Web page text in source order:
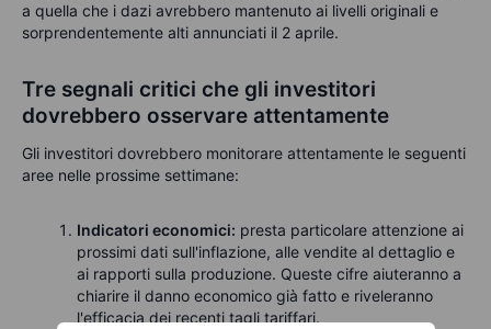
a quella che i dazi avrebbero mantenuto ai livelli originali e
sorprendentemente alti annunciati il 2 aprile.
Tre segnali critici che gli investitori
dovrebbero osservare attentamente
Gli investitori dovrebbero monitorare attentamente le seguenti
aree nelle prossime settimane:
Indicatori economici: presta particolare attenzione ai
prossimi dati sull'inflazione, alle vendite al dettaglio e
ai rapporti sulla produzione. Queste cifre aiuteranno a
chiarire il danno economico già fatto e riveleranno
l'efficacia dei recenti tagli tariffari.